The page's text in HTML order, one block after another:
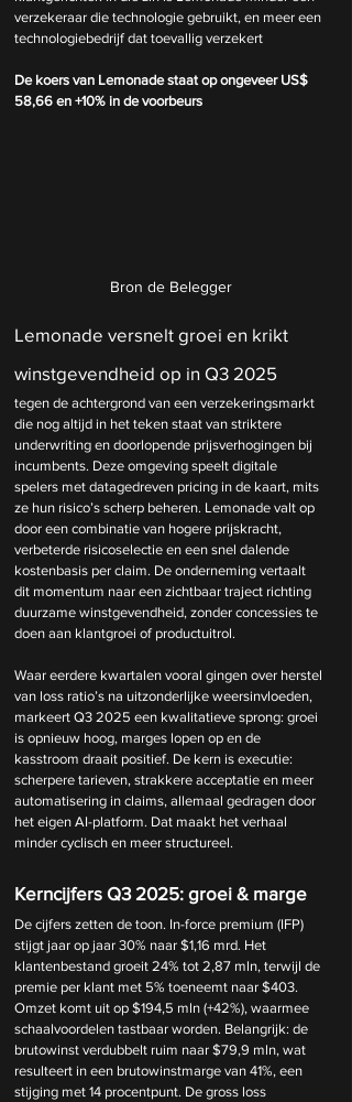
verzekeraar die technologie gebruikt, en meer een
technologiebedrijf dat toevallig verzekert
De koers van Lemonade staat op ongeveer US$
58,66 en +10% in de voorbeurs
Bron de Belegger
Lemonade versnelt groei en krikt
winstgevendheid op in Q3 2025
tegen de achtergrond van een verzekeringsmarkt
die nog altijd in het teken staat van striktere
underwriting en doorlopende prijsverhogingen bij
incumbents. Deze omgeving speelt digitale
spelers met datagedreven pricing in de kaart, mits
ze hun risico’s scherp beheren. Lemonade valt op
door een combinatie van hogere prijskracht,
verbeterde risicoselectie en een snel dalende
kostenbasis per claim. De onderneming vertaalt
dit momentum naar een zichtbaar traject richting
duurzame winstgevendheid, zonder concessies te
doen aan klantgroei of productuitrol.
Waar eerdere kwartalen vooral gingen over herstel
van loss ratio’s na uitzonderlijke weersinvloeden,
markeert Q3 2025 een kwalitatieve sprong: groei
is opnieuw hoog, marges lopen op en de
kasstroom draait positief. De kern is executie:
scherpere tarieven, strakkere acceptatie en meer
automatisering in claims, allemaal gedragen door
het eigen AI-platform. Dat maakt het verhaal
minder cyclisch en meer structureel.
Kerncijfers Q3 2025: groei & marge
De cijfers zetten de toon. In-force premium (IFP)
stijgt jaar op jaar 30% naar $1,16 mrd. Het
klantenbestand groeit 24% tot 2,87 mln, terwijl de
premie per klant met 5% toeneemt naar $403.
Omzet komt uit op $194,5 mln (+42%), waarmee
schaalvoordelen tastbaar worden. Belangrijk: de
brutowinst verdubbelt ruim naar $79,9 mln, wat
resulteert in een brutowinstmarge van 41%, een
stijging met 14 procentpunt. De gross loss